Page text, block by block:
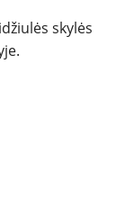
skylės